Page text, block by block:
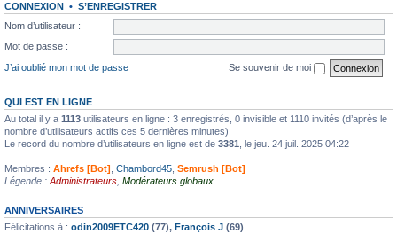
CONNEXION • S’ENREGISTRER
Nom d’utilisateur :
Mot de passe :
J’ai oublié mon mot de passe
Se souvenir de moi
QUI EST EN LIGNE
Au total il y a 1113 utilisateurs en ligne : 3 enregistrés, 0 invisible et 1110 invités (d’après le
nombre d’utilisateurs actifs ces 5 dernières minutes)
Le record du nombre d’utilisateurs en ligne est de 3381 , le jeu. 24 juil. 2025 04:22
Membres : Ahrefs [Bot] Chambord45 Semrush [Bot]
Légende : Administrateurs Modérateurs globaux
ANNIVERSAIRES
Félicitations à : odin2009ETC420 (77), François J (69)